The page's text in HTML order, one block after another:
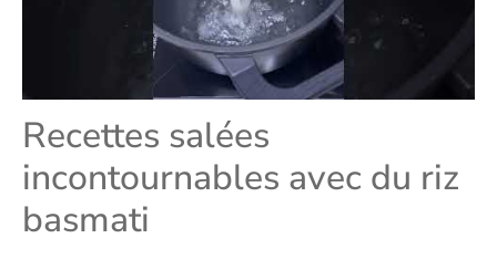
Recettes salées
incontournables avec du riz
basmati